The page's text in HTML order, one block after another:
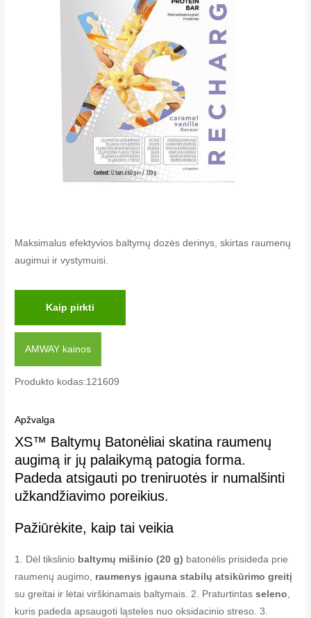
Maksimalus efektyvios baltymų dozės derinys, skirtas raumenų
augimui ir vystymuisi.
Kaip pirkti
AMWAY kainos
Produkto kodas:121609
Apžvalga
XS™ Baltymų Batonėliai skatina raumenų
augimą ir jų palaikymą patogia forma.
Padeda atsigauti po treniruotės ir numalšinti
užkandžiavimo poreikius.
Pažiūrėkite, kaip tai veikia
1. Dėl tikslinio baltymų mišinio (20 g) batonėlis prisideda prie
raumenų augimo, raumenys įgauna stabilų atsikūrimo greitį
su greitai ir lėtai virškinamais baltymais. 2. Praturtintasseleno,
kuris padeda apsaugoti ląsteles nuo oksidacinio streso. 3.